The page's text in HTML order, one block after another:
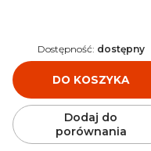
DO KOSZYKA
Dostępność: dostępny
Dodaj do
porównania